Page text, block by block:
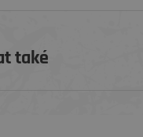
také